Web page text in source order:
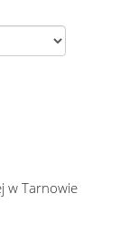
w Tarnowie